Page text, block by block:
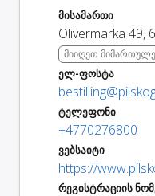
მისამართი
Olivermarka 49,
მიიღეთ
ელ-ფოსტა
ტელეფონი
+4770276800
ვებსაიტი
https://
რეგისტრაციის